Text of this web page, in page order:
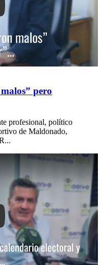
Rapetti: “los militares fueron
pero
profesional, político
de Maldonado,
Bordaberry propone cambiar el